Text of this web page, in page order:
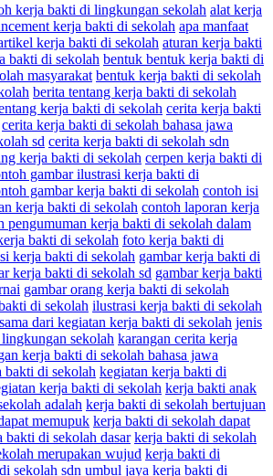
kerja bakti di lingkungan sekolah alat kerja
kerja bakti di sekolah apa manfaat
kerja bakti di sekolah aturan kerja bakti
bakti di sekolah bentuk bentuk kerja bakti di
masyarakat bentuk kerja bakti di sekolah
berita tentang kerja bakti di sekolah
kerja bakti di sekolah cerita kerja bakti
cerita kerja bakti di sekolah bahasa jawa
sd cerita kerja bakti di sekolah sdn
kerja bakti di sekolah cerpen kerja bakti di
gambar ilustrasi kerja bakti di
gambar kerja bakti di sekolah contoh isi
kerja bakti di sekolah contoh laporan kerja
pengumuman kerja bakti di sekolah dalam
bakti di sekolah foto kerja bakti di
kerja bakti di sekolah gambar kerja bakti di
kerja bakti di sekolah sd gambar kerja bakti
gambar orang kerja bakti di sekolah
di sekolah ilustrasi kerja bakti di sekolah
dari kegiatan kerja bakti di sekolah jenis
sekolah karangan cerita kerja
kerja bakti di sekolah bahasa jawa
bakti di sekolah kegiatan kerja bakti di
kerja bakti di sekolah kerja bakti anak
adalah kerja bakti di sekolah bertujuan
memupuk kerja bakti di sekolah dapat
bakti di sekolah dasar kerja bakti di sekolah
merupakan wujud kerja bakti di
sekolah sdn umbul jaya kerja bakti di